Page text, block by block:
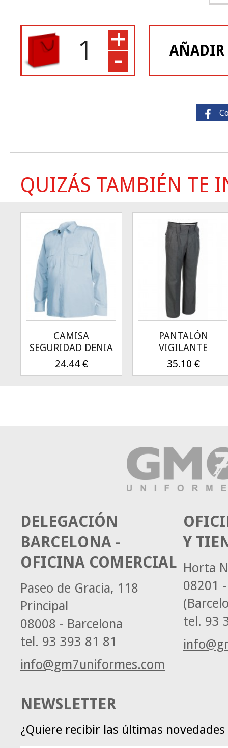
AÑADIR
+
-
QUIZÁS TAMBIÉN TE
CAMISA
SEGURIDAD DENIA
24.44 €
PANTALÓN
VIGILANTE
35.10 €
Y
Horta
08201
tel. 93
DELEGACIÓN
BARCELONA -
OFICINA COMERCIAL
Paseo de Gracia, 118
Principal
08008 - Barcelona
tel. 93 393 81 81
info@gm7uniformes.com
NEWSLETTER
¿Quiere recibir las últimas